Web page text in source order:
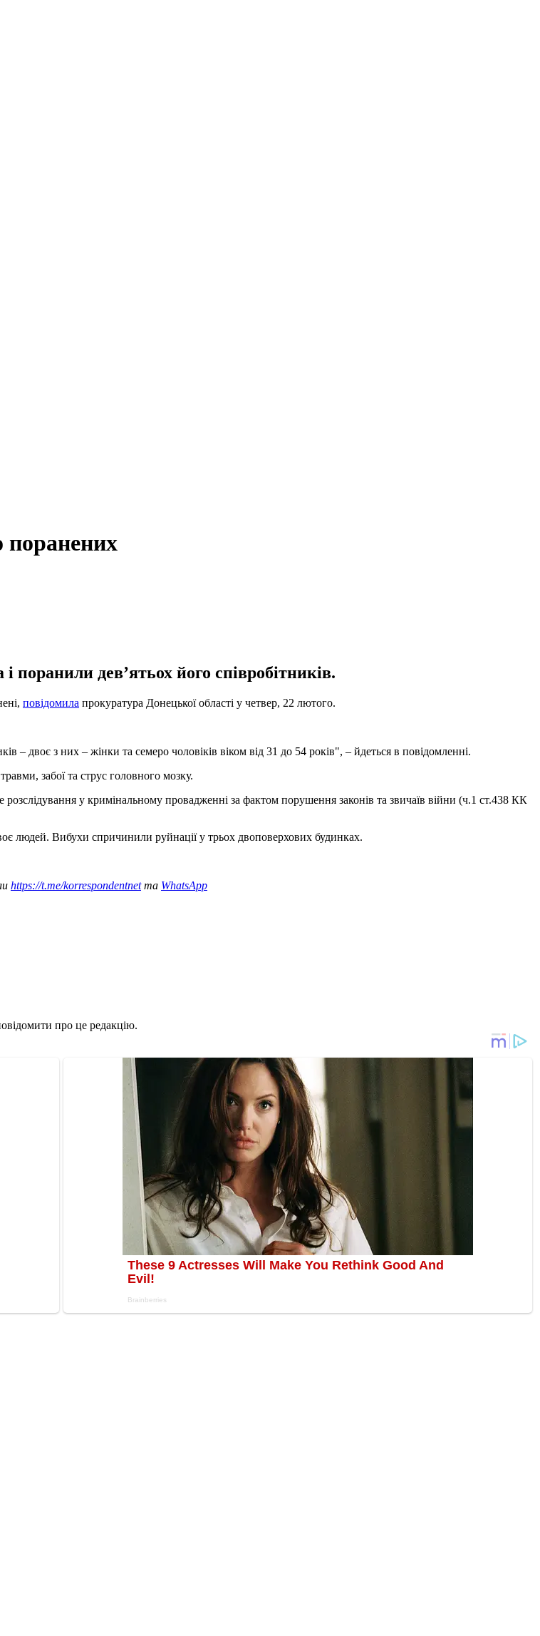
поранених
поранили дев’ятьох його співробітників.
повідомила прокуратура Донецької області у четвер, 22 лютого.
– двоє з них – жінки та семеро чоловіків віком від 31 до 54 років", – йдеться в повідомленні.
забої та струс головного мозку.
у кримінальному провадженні за фактом порушення законів та звичаїв війни (ч.1 ст.438 КК
людей. Вибухи спричинили руйнації у трьох двоповерхових будинках.
https://t.me/korrespondentnetта WhatsApp
про це редакцію.